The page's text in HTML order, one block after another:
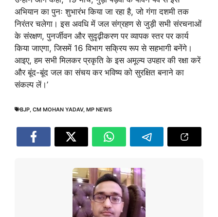
अभियान का पुनः शुभारंभ किया जा रहा है, जो गंगा दशमी तक
निरंतर चलेगा। इस अवधि में जल संग्रहण से जुड़ी सभी संरचनाओं
के संरक्षण, पुनर्जीवन और सुदृढ़ीकरण पर व्यापक स्तर पर कार्य
किया जाएगा, जिसमें 16 विभाग सक्रिय रूप से सहभागी बनेंगे।
आइए, हम सभी मिलकर प्रकृति के इस अमूल्य उपहार की रक्षा करें
और बूंद-बूंद जल का संचय कर भविष्य को सुरक्षित बनाने का
संकल्प लें।’
BJP CM MOHAN YADAV, MP NEWS